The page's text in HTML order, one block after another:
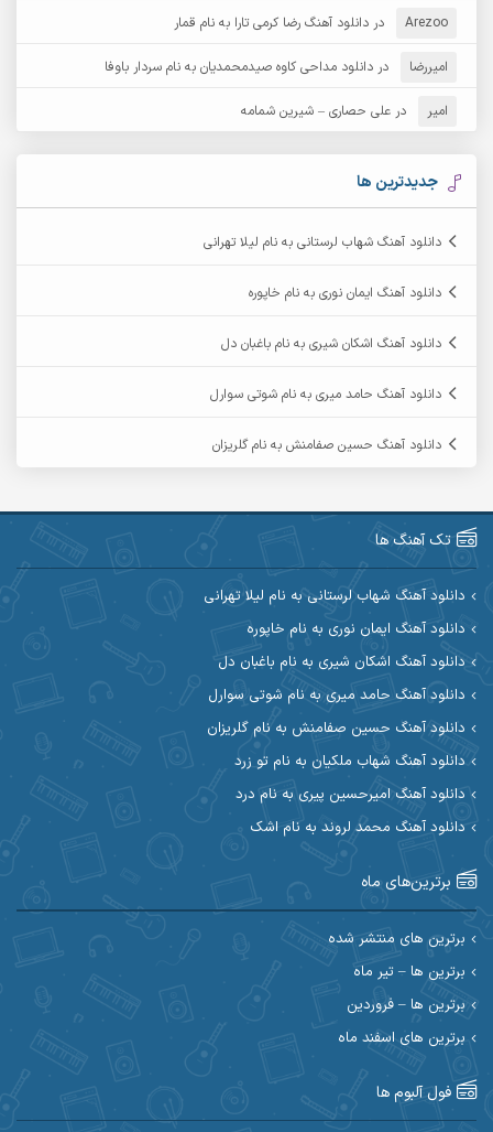
آرش مبهم آرش مستشیری
آرش مهرابی آرش نظری
آرشام
آرکاداش
آرین صیادی
آرین مریدی
آوات بوکانی
آیت احمدنژاد
ابراهیم شمس ابوالحسن جاویدان
ابی حسینی
احسان آیینفر
احسان امیدوار
احسان حیدری احسان دریادل
احسان رمضانی احسان علیانی
احسان کریمی احسان کمری
احسان مرادیان احمد اسلامی
Arezoo در دانلود آهنگ رضا کرمی تارا به نام قمار
امیررضا در دانلود مداحی کاوه صیدمحمدیان به نام سردار باوفا
امیر در علی حصاری – شیرین شمامه
جدیدترین ها
دانلود آهنگ شهاب لرستانی به نام لیلا تهرانی
دانلود آهنگ ایمان نوری به نام خاپوره
دانلود آهنگ اشکان شیری به نام باغبان دل
دانلود آهنگ حامد میری به نام شوتی سوارل
دانلود آهنگ حسین صفامنش به نام گلریزان
تک آهنگ ها
دانلود آهنگ شهاب لرستانی به نام لیلا تهرانی
دانلود آهنگ ایمان نوری به نام خاپوره
دانلود آهنگ اشکان شیری به نام باغبان دل
دانلود آهنگ حامد میری به نام شوتی سوارل
دانلود آهنگ حسین صفامنش به نام گلریزان
دانلود آهنگ شهاب ملکیان به نام تو زرد
دانلود آهنگ امیرحسین پیری به نام درد
دانلود آهنگ محمد لروند به نام اشک
برترین‌های ماه
برترین های منتشر شده
برترین ها – تیر ماه
برترین ها – فروردین
برترین های اسفند ماه
فول آلبوم ها